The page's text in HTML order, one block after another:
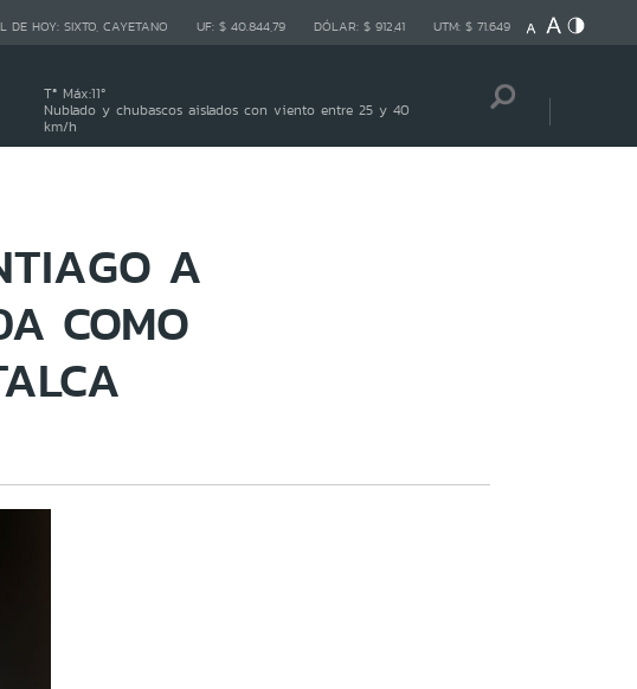
DE HOY: SIXTO, CAYETANO UF: $ 40.844,79 DÓLAR: $ 912,41 UTM: $ 71.649
Tª Máx:11º
Nublado y chubascos aislados con viento entre 25 y 40
km/h
A
COMO